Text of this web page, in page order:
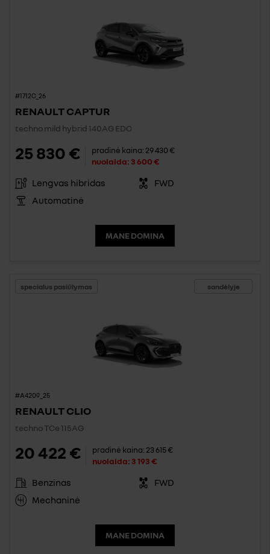
#1712C_26
RENAULT CAPTUR
techno mild hybrid 140AG EDC
25 830 € pradinė kaina: 29 430 €
nuolaida: 3 600 €
Lengvas hibridas
FWD
Automatinė
MANE DOMINA
sandėlyje
specialus pasiūlymas
#A4209_25
RENAULT CLIO
techno TCe 115AG
20 422 € pradinė kaina: 23 615 €
nuolaida: 3 193 €
Benzinas
FWD
Mechaninė
MANE DOMINA